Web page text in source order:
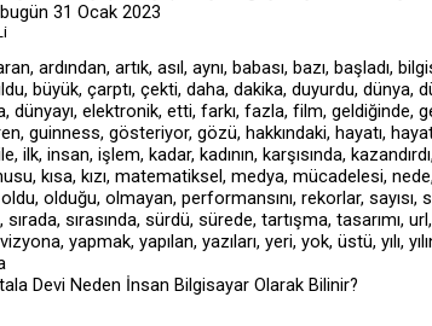
31 Ocak 2023
Devi Neden İnsan Bilgisayar Olarak Bilinir?